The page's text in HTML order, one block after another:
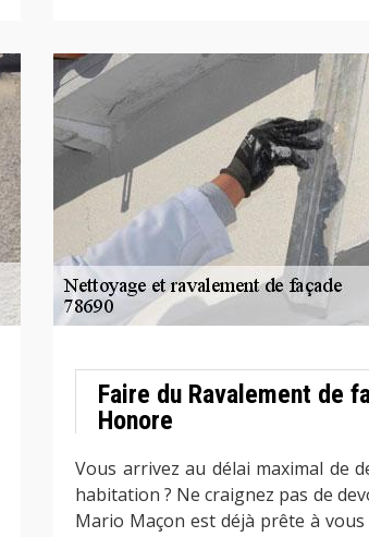
Faire du Ravalement de
Honore
Vous arrivez au délai maximal de
habitation ? Ne craignez pas de
Mario Maçon est déjà prête à